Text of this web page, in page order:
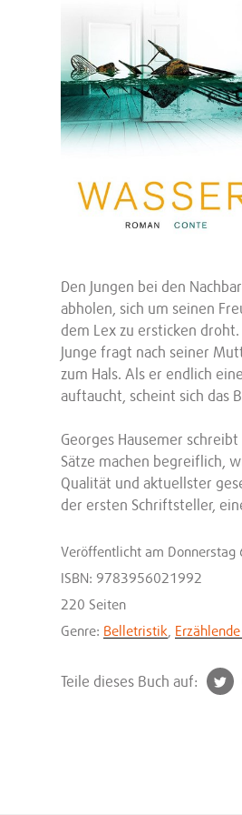
Den Jungen bei den
abholen, sich um seinen
dem Lex zu ersticken
Junge fragt nach seiner
zum Hals. Als er endlich
auftaucht, scheint sich das
Georges Hausemer
Sätze machen begreiflich,
Qualität und aktuellster
der ersten Schriftsteller,
Veröffentlicht am Donnerstag
ISBN: 9783956021992
220 Seiten
Genre: Belletristik
Teile dieses Buch auf:
t